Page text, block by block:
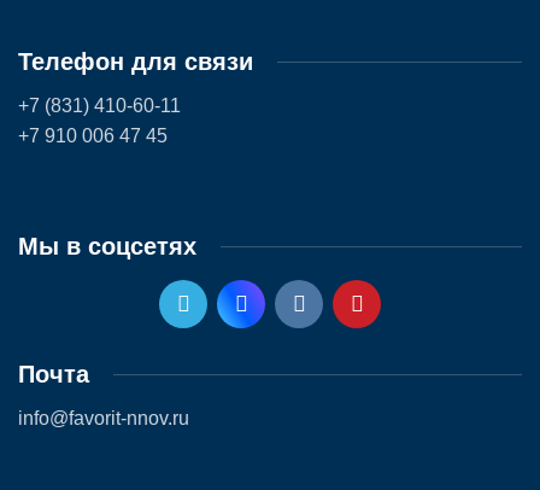
Телефон для связи
+7 (831) 410-60-11
+7 910 006 47 45
Мы в соцсетях
Почта
info@favorit-nnov.ru